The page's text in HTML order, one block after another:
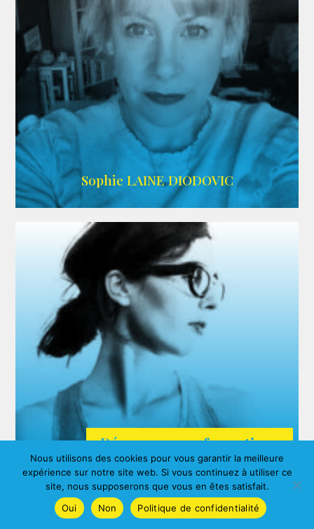
WIKIPEDIA
Sophie LAINE DIODOVIC
ARDA
Agnes ALBERNY
Découvrez nos formations
Nous utilisons des cookies pour vous garantir la meilleure
expérience sur notre site web. Si vous continuez à utiliser ce
site, nous supposerons que vous en êtes satisfait.
Oui
Non Politique de confidentialité